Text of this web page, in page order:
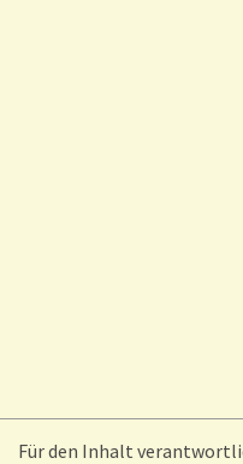
Für den Inhalt